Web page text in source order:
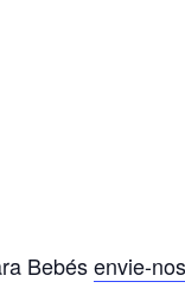
Bebésenvie-